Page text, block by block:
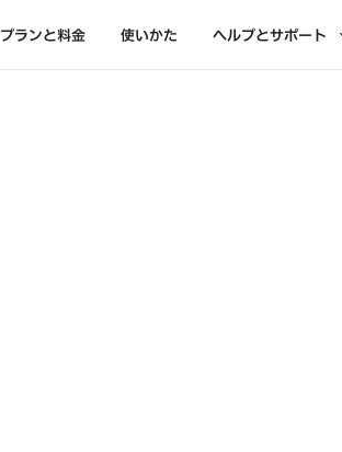
プランと料金 使いかた ヘルプとサポート